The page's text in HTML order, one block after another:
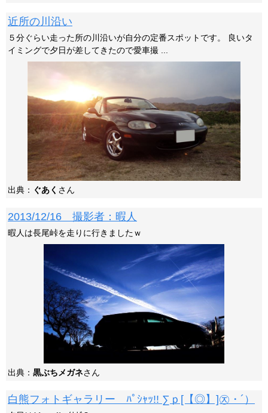
近所の川沿い
５分ぐらい走った所の川沿いが自分の定番スポットです。 良いタ
イミングで夕日が差してきたので愛車撮 ...
出典： ぐあく さん
2013/12/16 撮影者：暇人
暇人は長尾峠を走りに行きましたｗ
出典： 黒ぶちメガネさん
白熊フォトギャラリー ﾊﾟｼｬｯ!! ∑ｐ[【◎】]㉨・´）